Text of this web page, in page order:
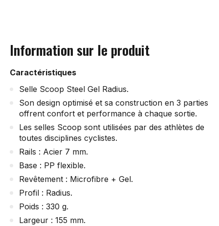
Information sur le produit
Caractéristiques
Selle Scoop Steel Gel Radius.
Son design optimisé et sa construction en 3 parties
offrent confort et performance à chaque sortie.
Les selles Scoop sont utilisées par des athlètes de
toutes disciplines cyclistes.
Rails : Acier 7 mm.
Base : PP flexible.
Revêtement : Microfibre + Gel.
Profil : Radius.
Poids : 330 g.
Largeur : 155 mm.